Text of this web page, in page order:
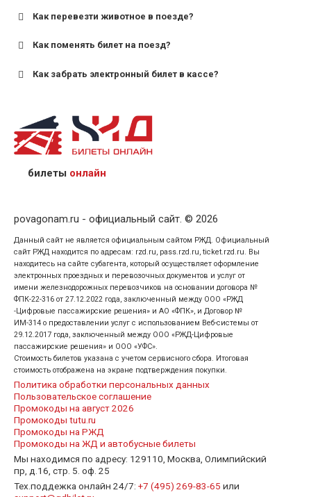
для пригородных поездов — от 7 лет.
Как перевезти животное в поезде?
Как поменять билет на поезд?
Как забрать электронный билет в кассе?
назвав кассиру 14-значный номер заказа;
предъявив удостоверение личности пассажира, на
кого оформлен билет.
билеты онлайн
povagonam.ru - официальный сайт. © 2026
Данный сайт не является официальным сайтом РЖД. Официальный
сайт РЖД находится по адресам: rzd.ru, pass.rzd.ru, ticket.rzd.ru. Вы
находитесь на сайте субагента, который осуществляет оформление
электронных проездных и перевозочных документов и услуг от
имени железнодорожных перевозчиков на основании договора №
ФПК-22-316 от 27.12.2022 года, заключенный между ООО «РЖД
-Цифровые пассажирские решения» и АО «ФПК», и Договор №
ИМ-314 о предоставлении услуг с использованием Веб-системы от
29.12.2017 года, заключенный между ООО «РЖД-Цифровые
пассажирские решения» и ООО «УФС».
Стоимость билетов указана с учетом сервисного сбора. Итоговая
стоимость отображена на экране подтверждения покупки.
Политика обработки персональных данных
Пользовательское соглашение
Промокоды на август 2026
Промокоды tutu.ru
Промокоды на РЖД
Промокоды на ЖД и автобусные билеты
Мы находимся по адресу: 129110, Москва, Олимпийский
пр, д.16, стр. 5. оф. 25
Тех.поддежка онлайн 24/7: +7 (495) 269-83-65 или